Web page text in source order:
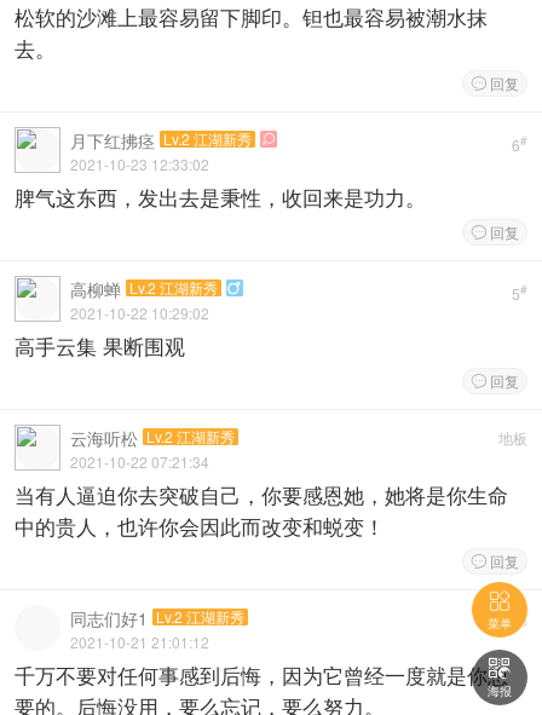
松软的沙滩上最容易留下脚印。钽也最容易被潮水抹
去。
 回复
6#
月下红拂痉 Lv.2 江湖新秀 
2021-10-23 12:33:02
脾气这东西，发出去是秉性，收回来是功力。
 回复
5#
高柳蝉 Lv.2 江湖新秀 
2021-10-22 10:29:02
高手云集 果断围观
 回复
地板
云海听松 Lv.2 江湖新秀
2021-10-22 07:21:34
当有人逼迫你去突破自己，你要感恩她，她将是你生命
中的贵人，也许你会因此而改变和蜕变！
 回复
板凳
同志们好1
Lv.2 江湖新秀
2021-10-21 21:01:12
千万不要对任何事感到后悔，因为它曾经一度就是你想
要的。后悔没用，要么忘记，要么努力。

菜单

海报